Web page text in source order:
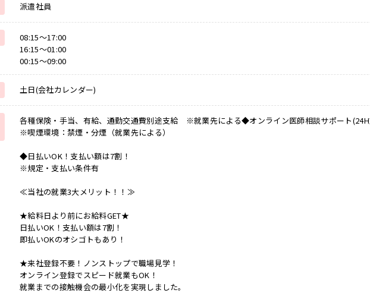
派遣社員
08:15～17:00
16:15～01:00
00:15～09:00
土日(会社カレンダー)
各種保険・手当、有給、通勤交通費別途支給 ※就業先による◆オンライン医師相談サポート
※喫煙環境：禁煙・分煙（就業先による）
◆日払いOK！支払い額は7割！
※規定・支払い条件有
≪当社の就業3大メリット！！≫
★給料日より前にお給料GET★
日払いOK！支払い額は7割！
即払いOKのオシゴトもあり！
★来社登録不要！ノンストップで職場見学！
オンライン登録でスピード就業もOK！
就業までの接触機会の最小化を実現しました。